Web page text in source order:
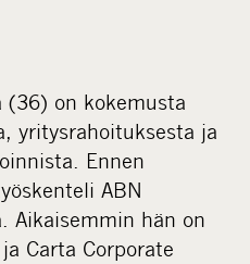
(36) on kokemusta
yritysrahoituksesta ja
Ennen
ABN
Aikaisemmin hän on
Carta Corporate